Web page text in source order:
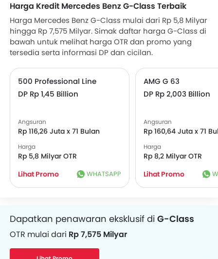
Class AMG G 63. Check out the Mercedes Benz G-
Class variant-wise price list and available special
promo offers below. Also, get the best price by
requesting quotes from authorised Mercedes Benz
dealerships.
Harga Kredit Mercedes Benz G-Class Terbaik
Harga Mercedes Benz G-Class mulai dari Rp 5,8 Milyar
hingga Rp 7,575 Milyar. Simak daftar harga G-Class di
bawah untuk melihat harga OTR dan promo yang
tersedia serta informasi DP dan cicilan.
500 Professional Line
DP Rp 1,45 Billion
Angsuran
Rp 116,26 Juta x 71 Bulan
Harga
Rp 5,8 Milyar OTR
Lihat Promo
WHATSAPP
AMG G 63
DP Rp 2,003 Billion
Angsuran
Rp 160,64 Juta x 71
Harga
Rp 8,2 Milyar OTR
Lihat Promo
Dapatkan penawaran eksklusif di G-Class
OTR mulai dari Rp 7,575 Milyar